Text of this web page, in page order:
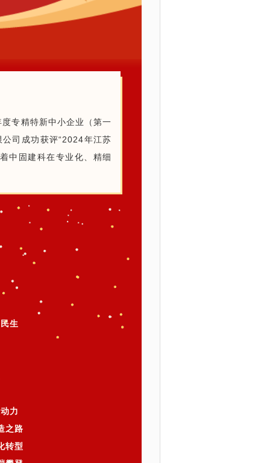
专精特新中小企业（第一
司成功获评“2024年江苏
中固建科在专业化、精细
生
力
之路
转型